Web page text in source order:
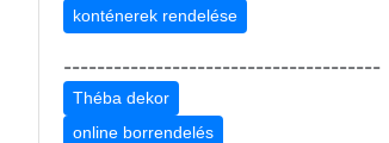
konténerek rendelése
--------------------------------------
Théba dekor
online borrendelés